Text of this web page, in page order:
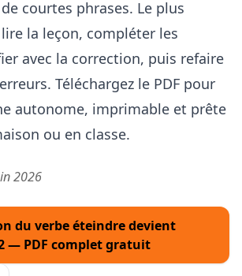
courtes phrases. Le plus
la leçon, compléter les
avec la correction, puis refaire
Téléchargez le PDF pour
autonome, imprimable et prête
ou en classe.
2026
du verbe éteindre devient
— PDF complet gratuit